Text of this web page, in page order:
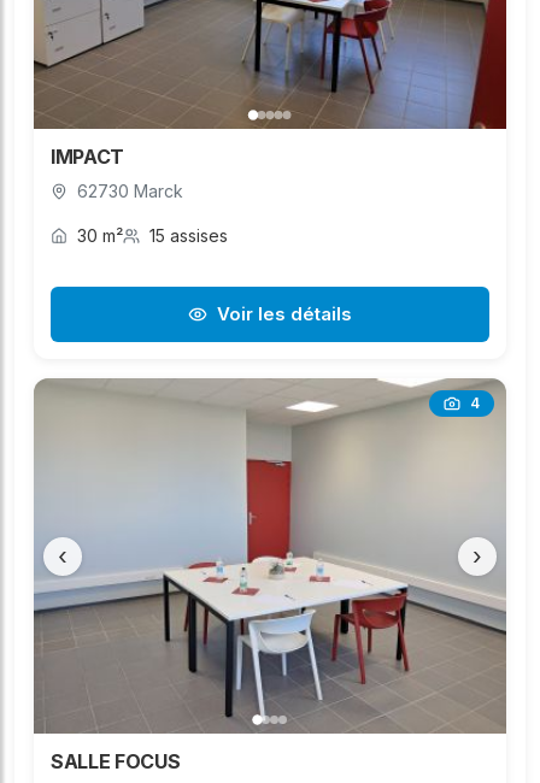
IMPACT
62730 Marck
30 m² 15 assises
Voir les détails
4
‹ ›
SALLE FOCUS